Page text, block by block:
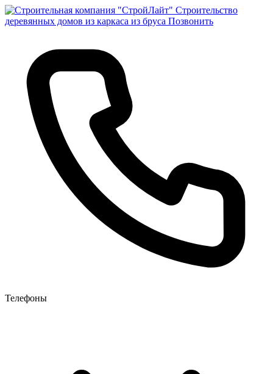
Строительство
деревянных домов из каркаса из бруса Позвонить
Телефоны